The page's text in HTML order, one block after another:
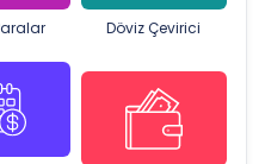
Döviz Çevirici